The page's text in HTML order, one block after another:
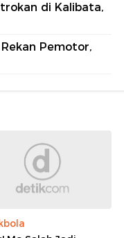
di Kalibata,
Pemotor,